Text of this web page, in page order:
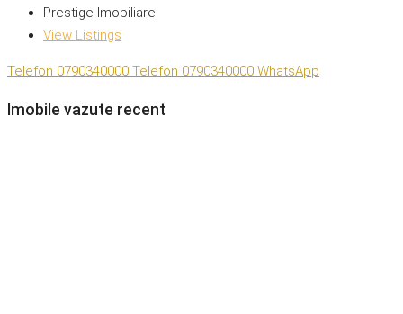
Prestige Imobiliare
View Listings
Telefon 0790340000 Telefon 0790340000 WhatsApp
Imobile vazute recent